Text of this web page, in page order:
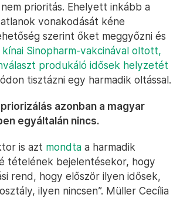
prioritás. Ehelyett inkább a
vonakodását kéne
szerint őket meggyőzni és
kínai Sinopharm-vakcinával oltott,
produkáló idősek helyzetét
tisztázni egy harmadik oltással.
azonban a magyar
egyáltalán nincs.
is azt mondta a harmadik
tételének bejelentésekor, hogy
rend, hogy először ilyen idősek,
ilyen nincsen”. Müller Cecília